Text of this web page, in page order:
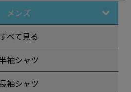
メンズ
すべて見る
袖シャツ
袖シャツ